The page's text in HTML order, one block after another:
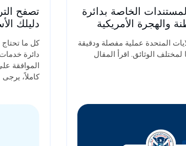
الخاصة بدائرة
والهجرة الأمريكية
المتحدة عملية مفصلة ودقيقة
لمختلف الوثائق. اقرأ المقال
دليلك
كل ما
دائرة
الموافقة
كاملاً، يرجى